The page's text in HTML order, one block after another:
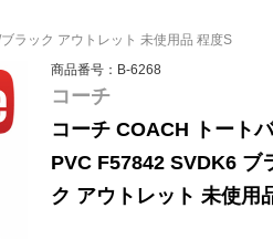
ラック アウトレット 未使用品 程度S
商品番号：B-6268
コーチ
コーチ COACH トート
PVC F57842 SVDK6 ブ
ク アウトレット 未使用